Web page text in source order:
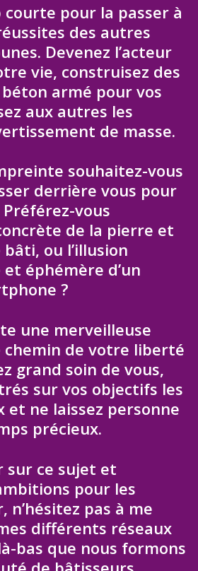
pour la passer à
des autres
Devenez l’acteur
vie, construisez des
armé pour vos
aux autres les
de masse.
souhaitez-vous
derrière vous pour
Préférez-vous
de la pierre et
ou l’illusion
éphémère d’un
?
une merveilleuse
chemin de votre liberté
grand soin de vous,
sur vos objectifs les
et ne laissez personne
précieux.
sur ce sujet et
pour les
n’hésitez pas à me
différents réseaux
bas que nous formons